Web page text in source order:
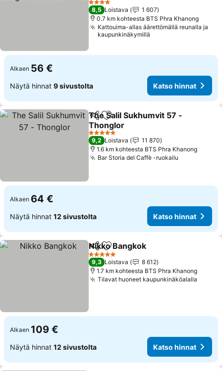
4 Tähtiluokitus
8,5 Loistava
1 607
0.7 km kohteesta BTS Phra Khanong
Kattouima-allas äärettömällä reunalla ja
kaupunkinäkymillä
Alkaen 56 €
Näytä hinnat 9 sivustolta Katso hinnat
Jaa Lisää suosikkeihin
The Salil Sukhumvit 57 -
Thonglor
5 Tähtiluokitus
9,2 Loistava
11 870
1.6 km kohteesta BTS Phra Khanong
Bar Storia del Caffè -ruokailu
Alkaen 64 €
Näytä hinnat 12 sivustolta Katso hinnat
Jaa Lisää suosikkeihin
Nikko Bangkok
5 Tähtiluokitus
9,3 Loistava
8 612
1.7 km kohteesta BTS Phra Khanong
Tilavat huoneet kaupunkinäköalalla
Alkaen 109 €
Näytä hinnat 12 sivustolta Katso hinnat